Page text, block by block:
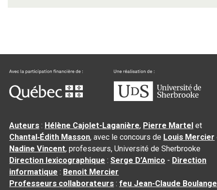
Auteurs : Hélène Cajolet-Laganière, Pierre Martel et
Chantal‑Édith Masson, avec le concours de Louis Mercier
Nadine Vincent, professeurs, Université de Sherbrooke
Direction lexicographique :Serge D’Amico - Direction
informatique : Benoit Mercier
Professeurs collaborateurs :feu Jean-Claude